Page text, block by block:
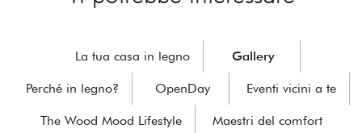
La tua casa in legno Gallery
Perché in legno? OpenDay Eventi vicini a te
The Wood Mood Lifestyle Maestri del comfort